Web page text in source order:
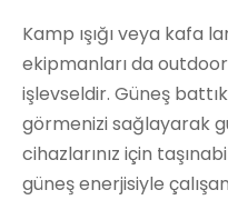
Kamp ışığı veya kafa
ekipmanları da
işlevseldir. Güneş
görmenizi sağlayarak
cihazlarınız için
güneş enerjisiyle